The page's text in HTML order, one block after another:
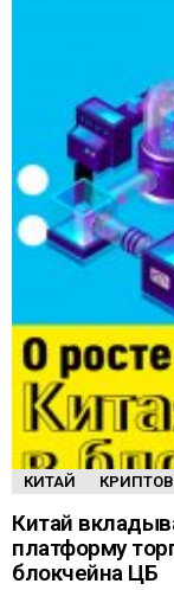
КИТАЙ
Китай
платформу
блокчейна ЦБ